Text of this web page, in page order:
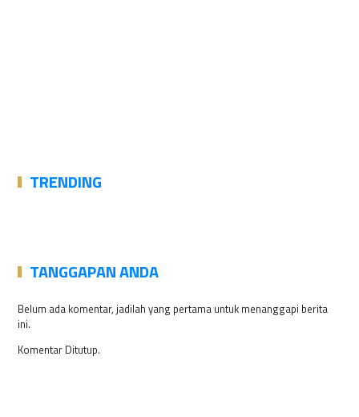
TRENDING
TANGGAPAN ANDA
Belum ada komentar, jadilah yang pertama untuk menanggapi berita
ini.
Komentar Ditutup.